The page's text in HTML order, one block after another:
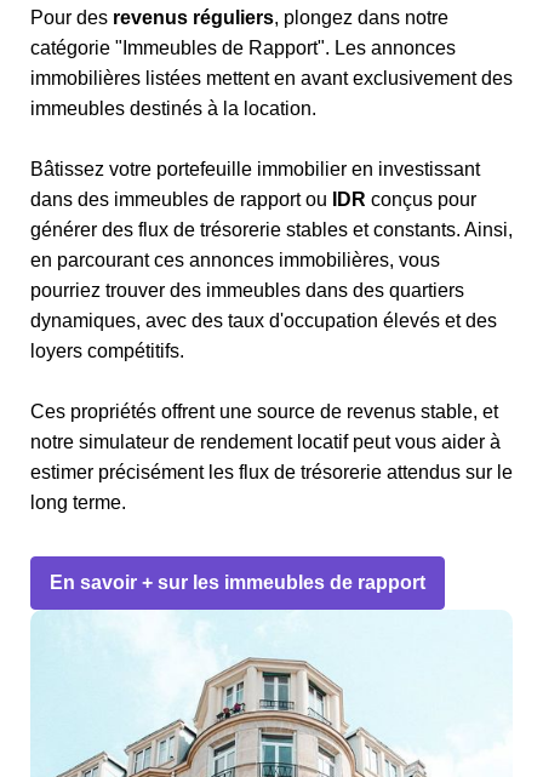
Pour des revenus réguliers, plongez dans notre
catégorie "Immeubles de Rapport". Les annonces
immobilières listées mettent en avant exclusivement des
immeubles destinés à la location.
Bâtissez votre portefeuille immobilier en investissant
dans des immeubles de rapport ou
IDR conçus pour
générer des flux de trésorerie stables et constants. Ainsi,
en parcourant ces annonces immobilières, vous
pourriez trouver des immeubles dans des quartiers
dynamiques, avec des taux d'occupation élevés et des
loyers compétitifs.
Ces propriétés offrent une source de revenus stable, et
notre simulateur de rendement locatif peut vous aider à
estimer précisément les flux de trésorerie attendus sur le
long terme.
En savoir + sur les immeubles de rapport